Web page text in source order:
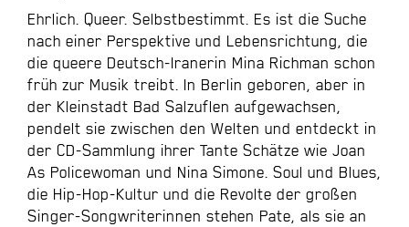
Ehrlich. Queer. Selbstbestimmt. Es ist die Suche
nach einer Perspektive und Lebensrichtung, die
die queere Deutsch-Iranerin Mina Richman schon
früh zur Musik treibt. In Berlin geboren, aber in
der Kleinstadt Bad Salzuflen aufgewachsen,
pendelt sie zwischen den Welten und entdeckt in
der CD-Sammlung ihrer Tante Schätze wie Joan
As Policewoman und Nina Simone. Soul und Blues,
die Hip-Hop-Kultur und die Revolte der großen
Singer-Songwriterinnen stehen Pate, als sie an